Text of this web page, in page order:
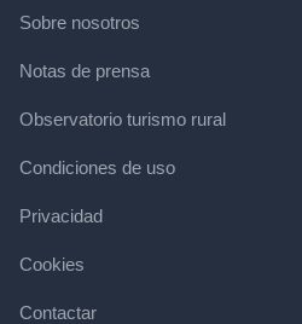
Sobre nosotros
Notas de prensa
Observatorio turismo rural
Condiciones de uso
Privacidad
Cookies
Contactar